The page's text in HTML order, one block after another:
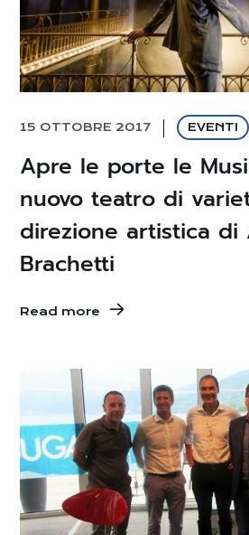
15 OTTOBRE 2017 EVENTI
Apre le porte le
nuovo teatro di
direzione artistica di
Brachetti
Read more